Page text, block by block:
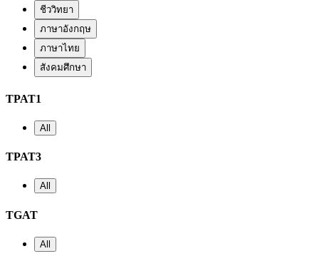
ชีววิทยา
ภาษาอังกฤษ
ภาษาไทย
สังคมศึกษา
TPAT1
All
TPAT3
All
TGAT
All